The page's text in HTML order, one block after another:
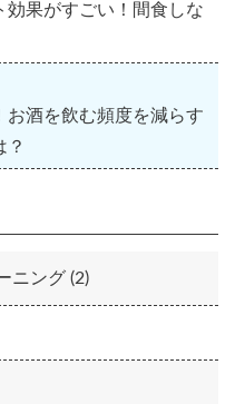
効果がすごい！間食しな
お酒を飲む頻度を減らす
？
ニング (2)